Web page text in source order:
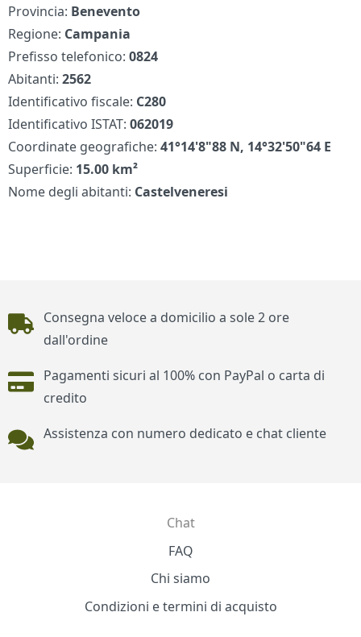
Provincia: Benevento
Regione: Campania
Prefisso telefonico:0824
Abitanti:2562
Identificativo fiscale: C280
Identificativo ISTAT:062019
Coordinate geografiche:41°14'8"88 N, 14°32'50"64 E
Superficie: 15.00 km²
Nome degli abitanti: Castelveneresi
Piè di pagina
Consegna veloce a domicilio a sole 2 ore
dall'ordine
Pagamenti sicuri al 100% con PayPal o carta di
credito
Assistenza con numero dedicato e chat cliente
Chat
FAQ
Chi siamo
Condizioni e termini di acquisto